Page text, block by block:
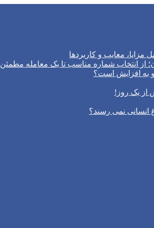
مزایا، معایب و کاربردها
از انتخاب شماره مناسب تا یک معامله مطمئن
به افزایش است؟
انسانی نمی‌ رسند؟